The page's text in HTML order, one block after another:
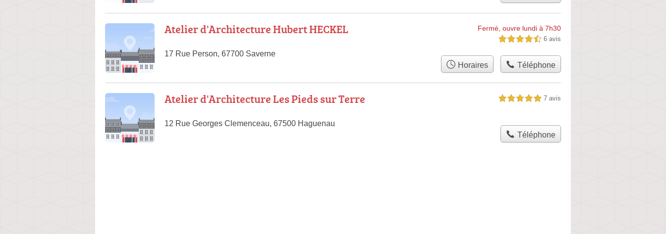
Atelier d'Architecture Hubert HECKEL
17 Rue Person, 67700 Saverne
Fermé, ouvre lundi à 7h30
4,5 étoiles sur 5 6 avis
Horaires Téléphone
Atelier d'Architecture Les Pieds sur Terre
12 Rue Georges Clemenceau, 67500 Haguenau
5,0 étoiles sur 5 7 avis
Téléphone